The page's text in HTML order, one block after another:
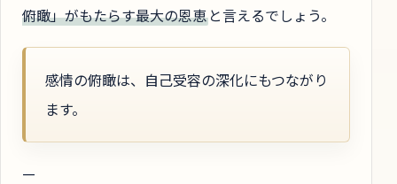
俯瞰」がもたらす最大の恩恵と言えるでしょう。
感情の俯瞰は、自己受容の深化にもつながり
ます。
—